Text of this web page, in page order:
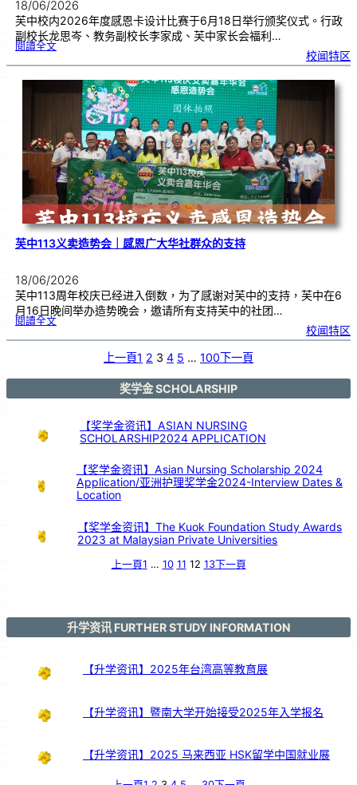
18/06/2026
芙中校内2026年度感恩卡设计比赛于6月18日举行颁奖仪式。行政
副校长龙思岑、教务副校长李家成、芙中家长会福利…
閱讀全文:
2
6
度
感
卡
仪
式
校闻特区
芙中113义卖造势会｜感恩广大华社群众的支持
18/06/2026
芙中113周年校庆已经进入倒数，为了感谢对芙中的支持，芙中在6
月16日晚间举办造势晚会，邀请所有支持芙中的社团…
閱讀全文:芙
1
1
会
｜
广
校闻特区
上一頁1 2 3 4 5 … 100下一頁
奖学金 SCHOLARSHIP
【奖学金资讯】ASIAN NURSING
SCHOLARSHIP2024 APPLICATION
【奖学金资讯】Asian Nursing Scholarship 2024
Application/亚洲护理奖学金2024-Interview Dates &
Location
【奖学金资讯】The Kuok Foundation Study Awards
2023 at Malaysian Private Universities
上一頁1 … 10 11 12 13下一頁
升学资讯 FURTHER STUDY INFORMATION
【升学资讯】2025年台湾高等教育展
【升学资讯】暨南大学开始接受2025年入学报名
【升学资讯】2025 马来西亚 HSK留学中国就业展